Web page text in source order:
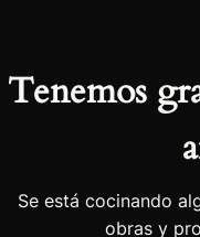
Tenemos
Se está cocinando
obras y